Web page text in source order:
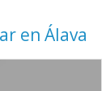
en Álava